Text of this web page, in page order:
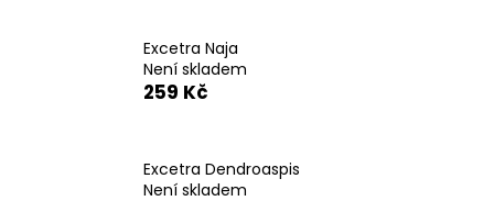
Excetra Naja
Není skladem
259 Kč
Excetra Dendroaspis
Není skladem